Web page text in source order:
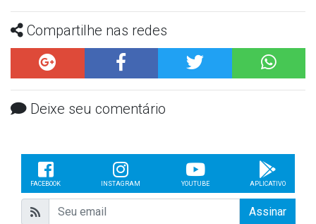
Compartilhe nas redes
Deixe seu comentário
FACEBOOK INSTAGRAM YOUTUBE APLICATIVO
Assinar